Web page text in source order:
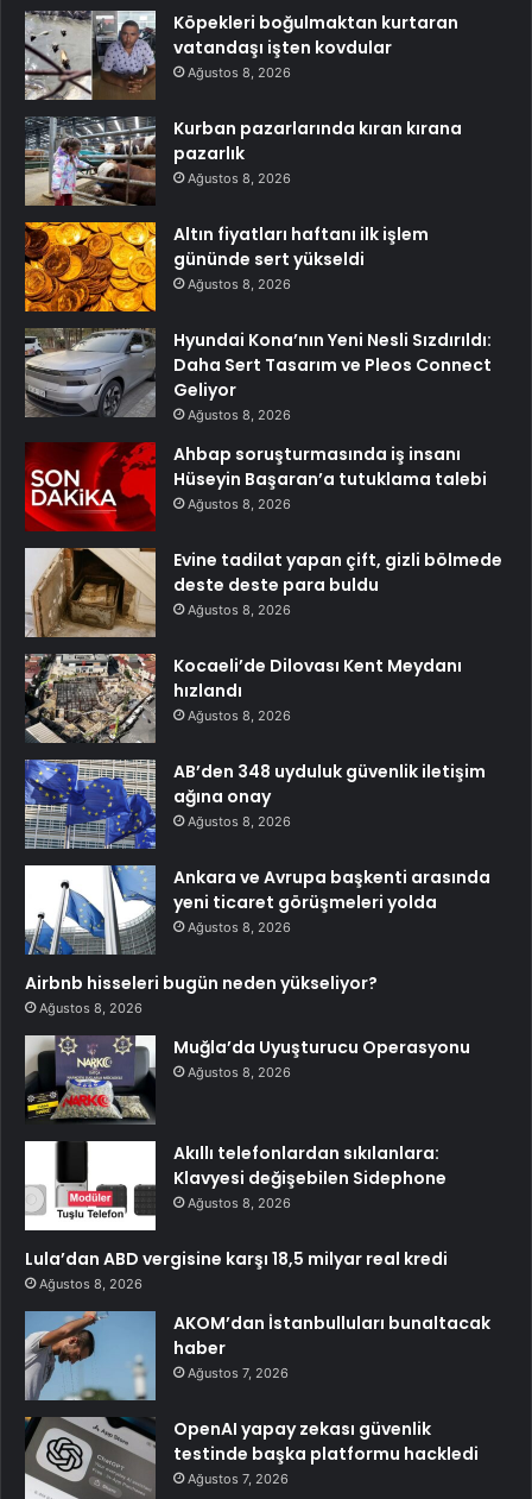
Köpekleri boğulmaktan kurtaran
vatandaşı işten kovdular
Ağustos 8, 2026
Kurban pazarlarında kıran kırana
pazarlık
Ağustos 8, 2026
Altın fiyatları haftanı ilk işlem
gününde sert yükseldi
Ağustos 8, 2026
Hyundai Kona’nın Yeni Nesli Sızdırıldı:
Daha Sert Tasarım ve Pleos Connect
Geliyor
Ağustos 8, 2026
Ahbap soruşturmasında iş insanı
Hüseyin Başaran’a tutuklama talebi
Ağustos 8, 2026
Evine tadilat yapan çift, gizli bölmede
deste deste para buldu
Ağustos 8, 2026
Kocaeli’de Dilovası Kent Meydanı
hızlandı
Ağustos 8, 2026
AB’den 348 uyduluk güvenlik iletişim
ağına onay
Ağustos 8, 2026
Ankara ve Avrupa başkenti arasında
yeni ticaret görüşmeleri yolda
Ağustos 8, 2026
Airbnb hisseleri bugün neden yükseliyor?
Ağustos 8, 2026
Muğla’da Uyuşturucu Operasyonu
Ağustos 8, 2026
Akıllı telefonlardan sıkılanlara:
Klavyesi değişebilen Sidephone
Ağustos 8, 2026
Lula’dan ABD vergisine karşı 18,5 milyar real kredi
Ağustos 8, 2026
AKOM’dan İstanbulluları bunaltacak
haber
Ağustos 7, 2026
OpenAI yapay zekası güvenlik
testinde başka platformu hackledi
Ağustos 7, 2026